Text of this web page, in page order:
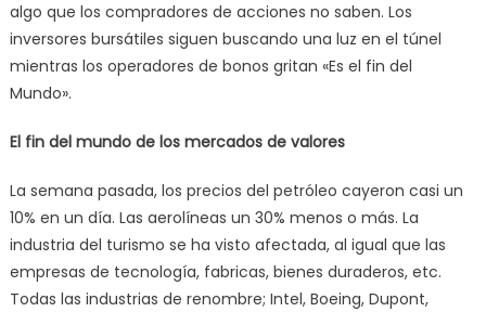
algo que los compradores de acciones no saben. Los
inversores bursátiles siguen buscando una luz en el túnel
mientras los operadores de bonos gritan «Es el fin del
Mundo».
El fin del mundo de los mercados de valores
La semana pasada, los precios del petróleo cayeron casi un
10% en un día. Las aerolíneas un 30% menos o más. La
industria del turismo se ha visto afectada, al igual que las
empresas de tecnología, fabricas, bienes duraderos, etc.
Todas las industrias de renombre; Intel, Boeing, Dupont,